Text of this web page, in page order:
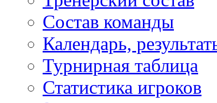
Состав команды
Календарь,
Турнирная таблица
Статистика игроков